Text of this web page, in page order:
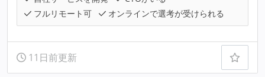
フルリモート可
オンラインで選考が受けられる
11日前更新